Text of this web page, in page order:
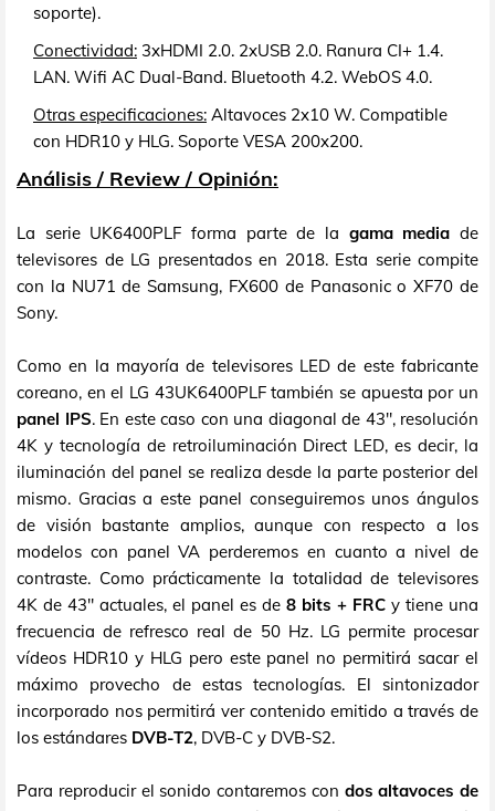
soporte).
Conectividad: 3xHDMI 2.0. 2xUSB 2.0. Ranura CI+ 1.4.
LAN. Wifi AC Dual-Band. Bluetooth 4.2. WebOS 4.0.
Otras especificaciones: Altavoces 2x10 W. Compatible
con HDR10 y HLG. Soporte VESA 200x200.
Análisis / Review / Opinión:
La serie UK6400PLF forma parte de la gama media de
televisores de LG presentados en 2018. Esta serie compite
con la NU71 de Samsung, FX600 de Panasonic o XF70 de
Sony.
Como en la mayoría de televisores LED de este fabricante
coreano, en el LG 43UK6400PLF también se apuesta por un
panel IPS. En este caso con una diagonal de 43", resolución
4K y tecnología de retroiluminación Direct LED, es decir, la
iluminación del panel se realiza desde la parte posterior del
mismo. Gracias a este panel conseguiremos unos ángulos
de visión bastante amplios, aunque con respecto a los
modelos con panel VA perderemos en cuanto a nivel de
contraste. Como prácticamente la totalidad de televisores
4K de 43" actuales, el panel es de 8 bits + FRC y tiene una
frecuencia de refresco real de 50 Hz. LG permite procesar
vídeos HDR10 y HLG pero este panel no permitirá sacar el
máximo provecho de estas tecnologías. El sintonizador
incorporado nos permitirá ver contenido emitido a través de
los estándares DVB-T2, DVB-C y DVB-S2.
Para reproducir el sonido contaremos con dos altavoces de